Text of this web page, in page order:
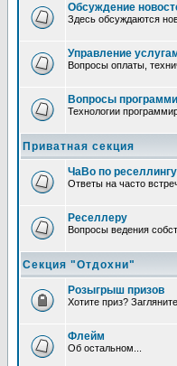
Обсуждение
Здесь обсуждаются
Управление
Вопросы оплаты,
Вопросы
Технологии
Приватная секция
ЧаВо по реселлингу
Ответы на часто
Реселлеру
Вопросы ведения
Секция "Отдохни"
Розыгрыш призов
Хотите приз?
Флейм
Об остальном...